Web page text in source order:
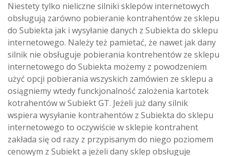
Niestety tylko nieliczne silniki sklepów internetowych
obsługują zarówno pobieranie kontrahentów ze sklepu
do Subiekta jak i wysyłanie danych z Subiekta do sklepu
internetowego. Należy też pamietać, że nawet jak dany
silnik nie obsługuje pobierania kontrehentów ze sklepu
internetowego do Subiekta możemy z powodzeniem
użyć opcji pobierania wszyskich zamówien ze sklepu a
osiągniemy wtedy funckjonalność zalożenia kartotek
kotrahentów w Subiekt GT. Jeżeli już dany silnik
wspiera wysyłanie kontrahentów z Subiekta do sklepu
internetowego to oczywiście w sklepie kontrahent
zakłada się od razy z przypisanym do niego poziomem
cenowym z Subiekt a jeżeli dany sklep obsługuje